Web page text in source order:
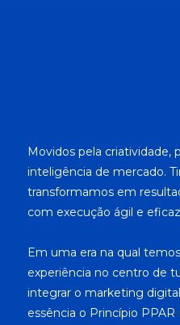
Movidos pela criatividade,
inteligência de mercado.
transformamos em
com execução ágil e
Em uma era na qual
experiência no centro de
integrar o marketing
essência o Princípio PPAR